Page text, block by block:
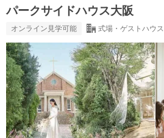
パークサイドハウス大阪
オンライン見学可能 式場・ゲストハウス